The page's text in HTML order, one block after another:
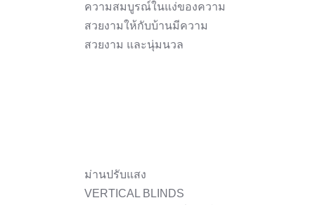
ความสมบูรณ์ในแง่ของความ
สวยงามให้กับบ้านมีความ
สวยงาม และนุ่มนวล
ม่านปรับแสง
VERTICAL BLINDS